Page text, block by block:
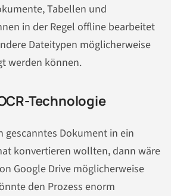
Tabellen und
in der Regel offline bearbeitet
Dateitypen möglicherweise
werden können.
Technologie
gescanntes Dokument in ein
konvertieren wollten, dann wäre
Google Drive möglicherweise
den Prozess enorm